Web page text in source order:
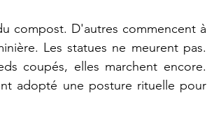
compost. D'autres commencent à
Les statues ne meurent pas.
coupés, elles marchent encore.
adopté une posture rituelle pour